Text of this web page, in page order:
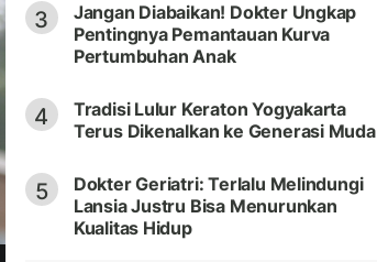
3
Jangan Diabaikan! Dokter Ungkap
Pentingnya Pemantauan Kurva
Pertumbuhan Anak
4
Tradisi Lulur Keraton Yogyakarta
Terus Dikenalkan ke Generasi Muda
5
Dokter Geriatri: Terlalu Melindungi
Lansia Justru Bisa Menurunkan
Kualitas Hidup